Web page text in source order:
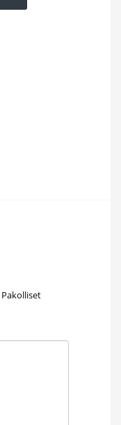
Pakolliset